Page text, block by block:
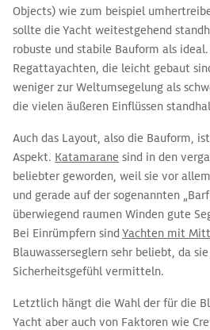
Objects) wie zum beispiel
sollte die Yacht weitestgehend
robuste und stabile Bauform als
Regattayachten, die leicht gebaut
weniger zur Weltumsegelung als
die vielen äußeren Einflüssen
Auch das Layout, also die Bauform,
Aspekt. Katamarane sind in den
beliebter geworden, weil sie vor
und gerade auf der sogenannten
überwiegend raumen Winden gute
Bei Einrümpfern sind Yachten mit
Blauwasserseglern sehr beliebt, da
Sicherheitsgefühl vermitteln.
Letztlich hängt die Wahl der für die
Yacht aber auch von Faktoren wie